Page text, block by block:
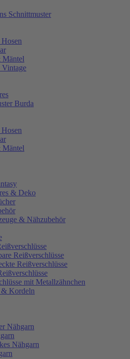
Schnittmuster
Mäntel
Burda
Mäntel
& Deko
& Nähzubehör
Reißverschlüsse
Reißverschlüsse
mit Metallzähnchen
& Kordeln
Nähgarn
Nähgarn